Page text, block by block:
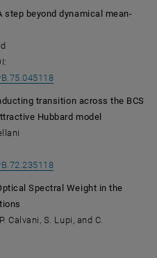
step beyond dynamical mean-
, öffnet eine externe
transition across the BCS
Hubbard model
, öffnet eine externe
Spectral Weight in the
Calvani, S. Lupi, and C.